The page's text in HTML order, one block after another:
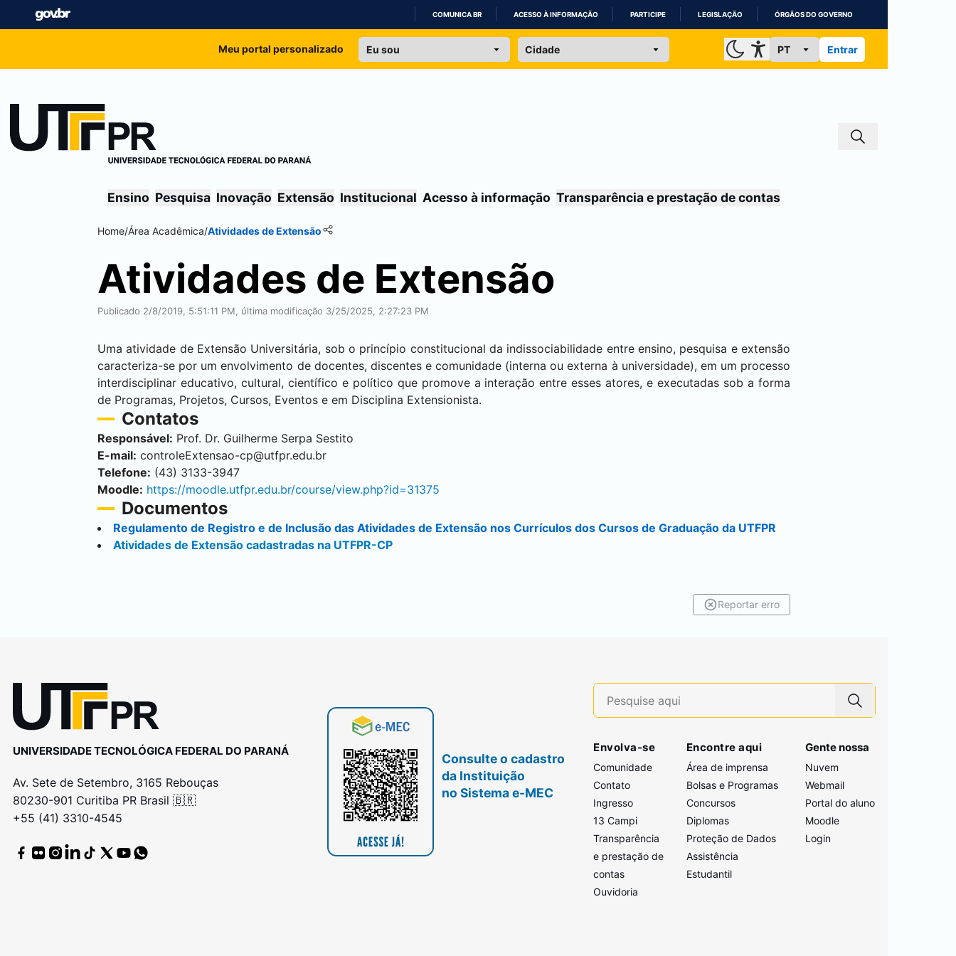
IR
COMUNICA BR ACESSO À INFORMAÇÃO PARTICIPE LEGISLAÇÃO ÓRGÃOS DO GOVERNO
Meu portal personalizado Entrar
Ensino Pesquisa Inovação Extensão Institucional Acesso à informação Transparência e prestação de contas
Home/Área Acadêmica/Atividades de Extensão
Atividades de Extensão
Publicado 2/8/2019, 5:51:11 PM, última modificação 3/25/2025, 2:27:23 PM
Uma atividade de Extensão Universitária, sob o princípio constitucional da indissociabilidade entre ensino, pesquisa e extensão
caracteriza-se por um envolvimento de docentes, discentes e comunidade (interna ou externa à universidade), em um processo
interdisciplinar educativo, cultural, científico e político que promove a interação entre esses atores, e executadas sob a forma
de Programas, Projetos, Cursos, Eventos e em Disciplina Extensionista.
Contatos
Responsável: Prof. Dr. Guilherme Serpa Sestito
E-mail: controleExtensao-cp@utfpr.edu.br
Telefone: (43) 3133-3947
Moodle: https://moodle.utfpr.edu.br/course/view.php?id=31375
Documentos
Regulamento de Registro e de Inclusão das Atividades de Extensão nos Currículos dos Cursos de Graduação da UTFPR
Atividades de Extensão cadastradas na UTFPR-CP
Reportar erro
UNIVERSIDADE TECNOLÓGICA FEDERAL DO PARANÁ
Av. Sete de Setembro, 3165 Rebouças
80230-901 Curitiba PR Brasil 🇧🇷
+55 (41) 3310-4545
Consulte o cadastro
da Instituição
no Sistema e-MEC
Envolva-se
Comunidade
Contato
Ingresso
13 Campi
Transparência
e prestação de
contas
Ouvidoria
Encontre aqui
Área de imprensa
Bolsas e Programas
Concursos
Diplomas
Proteção de Dados
Assistência
Estudantil
Gente nossa
Nuvem
Webmail
Portal do aluno
Moodle
Login